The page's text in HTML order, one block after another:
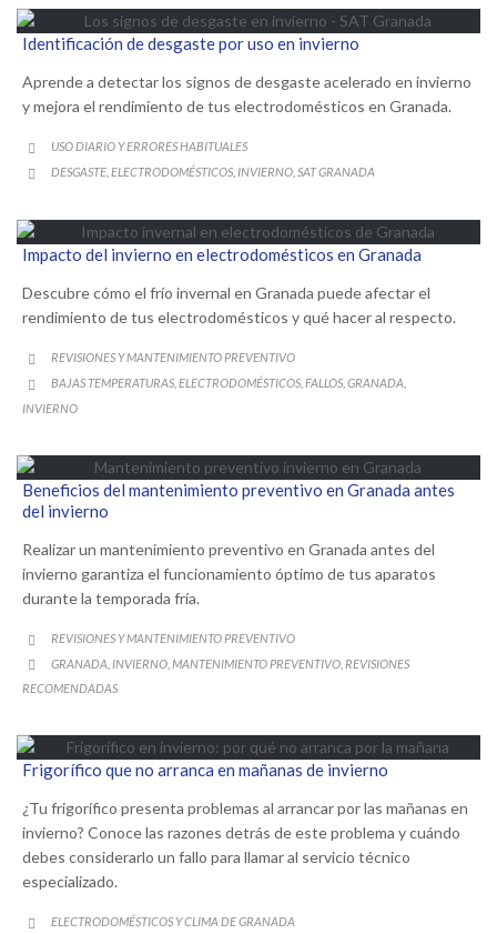
Identificación de desgaste por uso en invierno
Aprende a detectar los signos de desgaste acelerado en invierno
y mejora el rendimiento de tus electrodomésticos en Granada.
 CATEGORY
USO DIARIO Y ERRORES HABITUALES
 CATEGORY
DESGASTE ELECTRODOMÉSTICOS INVIERNO SAT GRANADA
Impacto del invierno en electrodomésticos en Granada
Descubre cómo el frío invernal en Granada puede afectar el
rendimiento de tus electrodomésticos y qué hacer al respecto.
 CATEGORY
REVISIONES Y MANTENIMIENTO PREVENTIVO
 CATEGORY
BAJAS TEMPERATURAS ELECTRODOMÉSTICOS FALLOS GRANADA
INVIERNO
Beneficios del mantenimiento preventivo en Granada antes
del invierno
Realizar un mantenimiento preventivo en Granada antes del
invierno garantiza el funcionamiento óptimo de tus aparatos
durante la temporada fría.
 CATEGORY
REVISIONES Y MANTENIMIENTO PREVENTIVO
 CATEGORY
GRANADA INVIERNO MANTENIMIENTO PREVENTIVO REVISIONES
RECOMENDADAS
Frigorífico que no arranca en mañanas de invierno
¿Tu frigorífico presenta problemas al arrancar por las mañanas en
invierno? Conoce las razones detrás de este problema y cuándo
debes considerarlo un fallo para llamar al servicio técnico
especializado.
 CATEGORY
ELECTRODOMÉSTICOS Y CLIMA DE GRANADA